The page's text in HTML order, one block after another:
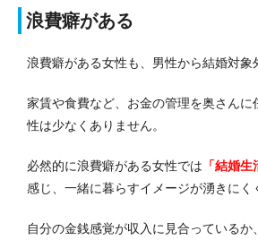
浪費癖がある
浪費癖がある女性も、男性から結婚対象
家賃や食費など、お金の管理を奥さんに
性は少なくありません。
必然的に浪費癖がある女性では 「結婚
感じ、一緒に暮らすイメージが湧きにく
自分の金銭感覚が収入に見合っているか